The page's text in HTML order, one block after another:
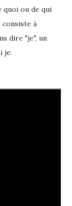
quoi ou de qui
consiste à
dire "je", un
je.